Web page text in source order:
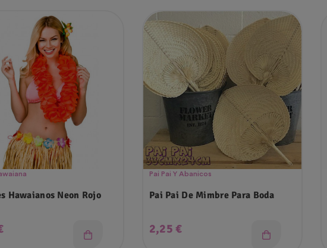
Hawaianos Neon Rojo
Pai Pai Y Abanicos
Pai Pai De Mimbre Para Boda
Precio
2,25 €